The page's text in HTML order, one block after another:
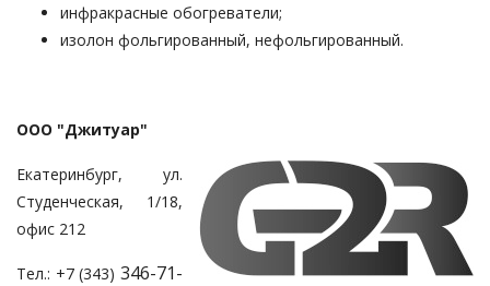
инфракрасные обогреватели;
изолон фольгированный, нефольгированный.
ООО "Джитуар"
Екатеринбург, ул.
Студенческая, 1/18,
офис 212
Тел.: +7 (343) 346-71-